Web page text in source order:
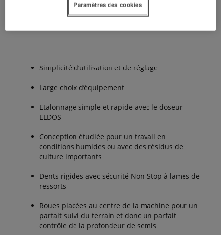
Simplicité d’utilisation et de réglage
Large choix d’équipement
Etalonnage simple et rapide avec le doseur
ELDOS
Conception étudiée pour un travail en
conditions humides ou avec des résidus de
culture importants
Dents rigides avec sécurité Non-Stop à lames de
ressorts
Roues placées au centre de la machine pour un
parfait suivi du terrain et donc un parfait
contrôle de la profondeur de semis
Paramètres des cookies